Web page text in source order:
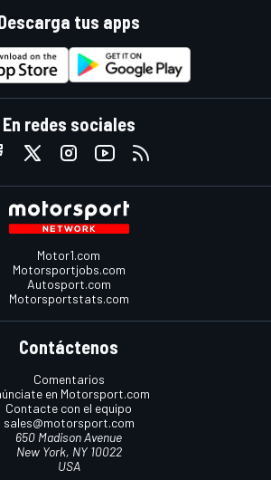
tus apps
En redes sociales
Motor1.com
Motorsportjobs.com
Autosport.com
Motorsportstats.com
Contáctenos
Comentarios
en Motorsport.com
Contacte con el equipo
sales@motorsport.com
650 Madison Avenue
New York, NY 10022
USA